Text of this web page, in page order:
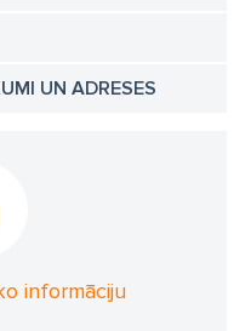
UN ADRESES
informāciju